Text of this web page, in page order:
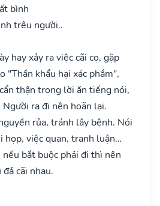
bình
trêu người..
hay xảy ra việc cãi cọ, gặp
"Thần khẩu hại xác phầm",
thận trong lời ăn tiếng nói,
ra đi nên hoãn lại.
rủa, tránh lây bệnh. Nói
họp, việc quan, tranh luận…
bắt buộc phải đi thì nên
cãi nhau.